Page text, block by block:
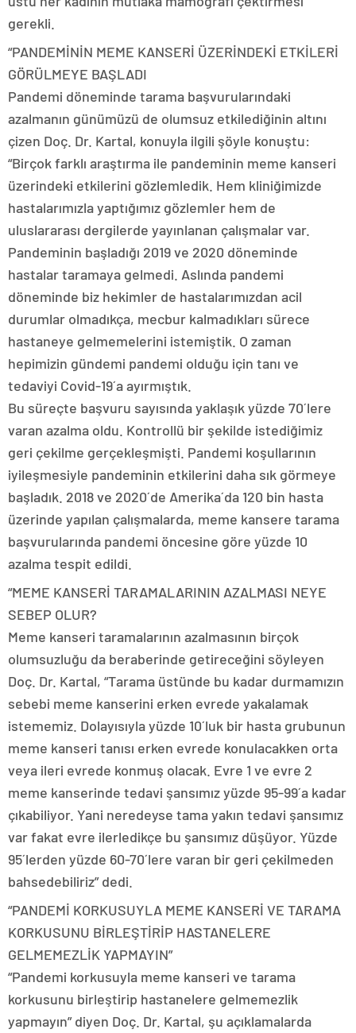
gerekli.
“PANDEMİNİN MEME KANSERİ ÜZERİNDEKİ ETKİLERİ
GÖRÜLMEYE BAŞLADI
Pandemi döneminde tarama başvurularındaki
azalmanın günümüzü de olumsuz etkilediğinin altını
çizen Doç. Dr. Kartal, konuyla ilgili şöyle konuştu:
“Birçok farklı araştırma ile pandeminin meme kanseri
üzerindeki etkilerini gözlemledik. Hem kliniğimizde
hastalarımızla yaptığımız gözlemler hem de
uluslararası dergilerde yayınlanan çalışmalar var.
Pandeminin başladığı 2019 ve 2020 döneminde
hastalar taramaya gelmedi. Aslında pandemi
döneminde biz hekimler de hastalarımızdan acil
durumlar olmadıkça, mecbur kalmadıkları sürece
hastaneye gelmemelerini istemiştik. O zaman
hepimizin gündemi pandemi olduğu için tanı ve
tedaviyi Covid-19´a ayırmıştık.
Bu süreçte başvuru sayısında yaklaşık yüzde 70´lere
varan azalma oldu. Kontrollü bir şekilde istediğimiz
geri çekilme gerçekleşmişti. Pandemi koşullarının
iyileşmesiyle pandeminin etkilerini daha sık görmeye
başladık. 2018 ve 2020´de Amerika´da 120 bin hasta
üzerinde yapılan çalışmalarda, meme kansere tarama
başvurularında pandemi öncesine göre yüzde 10
azalma tespit edildi.
“MEME KANSERİ TARAMALARININ AZALMASI NEYE
SEBEP OLUR?
Meme kanseri taramalarının azalmasının birçok
olumsuzluğu da beraberinde getireceğini söyleyen
Doç. Dr. Kartal, “Tarama üstünde bu kadar durmamızın
sebebi meme kanserini erken evrede yakalamak
istememiz. Dolayısıyla yüzde 10´luk bir hasta grubunun
meme kanseri tanısı erken evrede konulacakken orta
veya ileri evrede konmuş olacak. Evre 1 ve evre 2
meme kanserinde tedavi şansımız yüzde 95-99´a kadar
çıkabiliyor. Yani neredeyse tama yakın tedavi şansımız
var fakat evre ilerledikçe bu şansımız düşüyor. Yüzde
95´lerden yüzde 60-70´lere varan bir geri çekilmeden
bahsedebiliriz” dedi.
“PANDEMİ KORKUSUYLA MEME KANSERİ VE TARAMA
KORKUSUNU BİRLEŞTİRİP HASTANELERE
GELMEMEZLİK YAPMAYIN”
“Pandemi korkusuyla meme kanseri ve tarama
korkusunu birleştirip hastanelere gelmemezlik
yapmayın” diyen Doç. Dr. Kartal, şu açıklamalarda